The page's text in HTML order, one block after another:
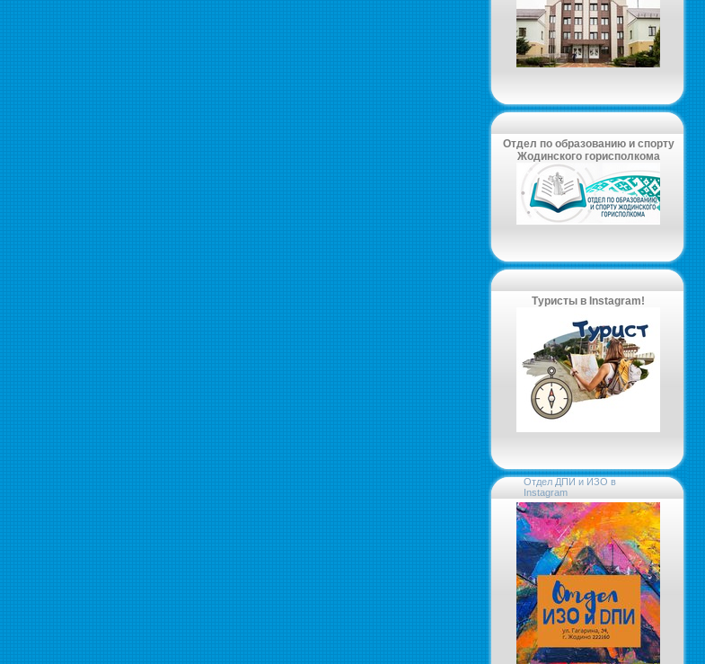
Отдел по образованию и спорту
Жодинского горисполкома
Туристы в Instagram!
Отдел ДПИ и ИЗО в
Instagram